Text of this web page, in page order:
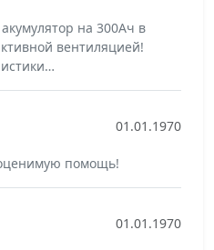
на 300Ач в
вентиляцией!
01.01.1970
помощь!
01.01.1970